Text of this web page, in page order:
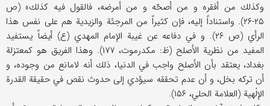
وكذلك من أفقره و من أصحّه و من أمرضه، فالقول فيه كذلك» (ص
۲۵-۲۶). واستناداً إليه، فإن كثيراً من المرجئة والزيدية هم على نفس هذا
الرأي (ص ۲۶). و في دفاعه عن غيبة الإمام المهدي (ع) أيضاً يستفيد
المفيد من نظرية الأصلح (ظ: مكدرموت، ۱۷۷). وهذا الفريق هو كمعتزلة
بغداد، يعتقد بأن الأصلح واجب في الدنيا، ذلك أنه لامانع من وجوده، و
أن تركه بخل، و أن عدم تحققه سيؤدي إلى حدوث نقص في حقيقة القدرة
الإلٰهية (العلامة الحلي، ۱۵۶).